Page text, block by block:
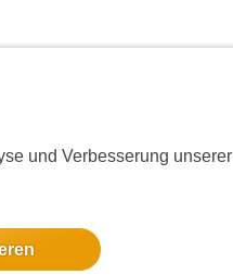
und Verbesserung unserer